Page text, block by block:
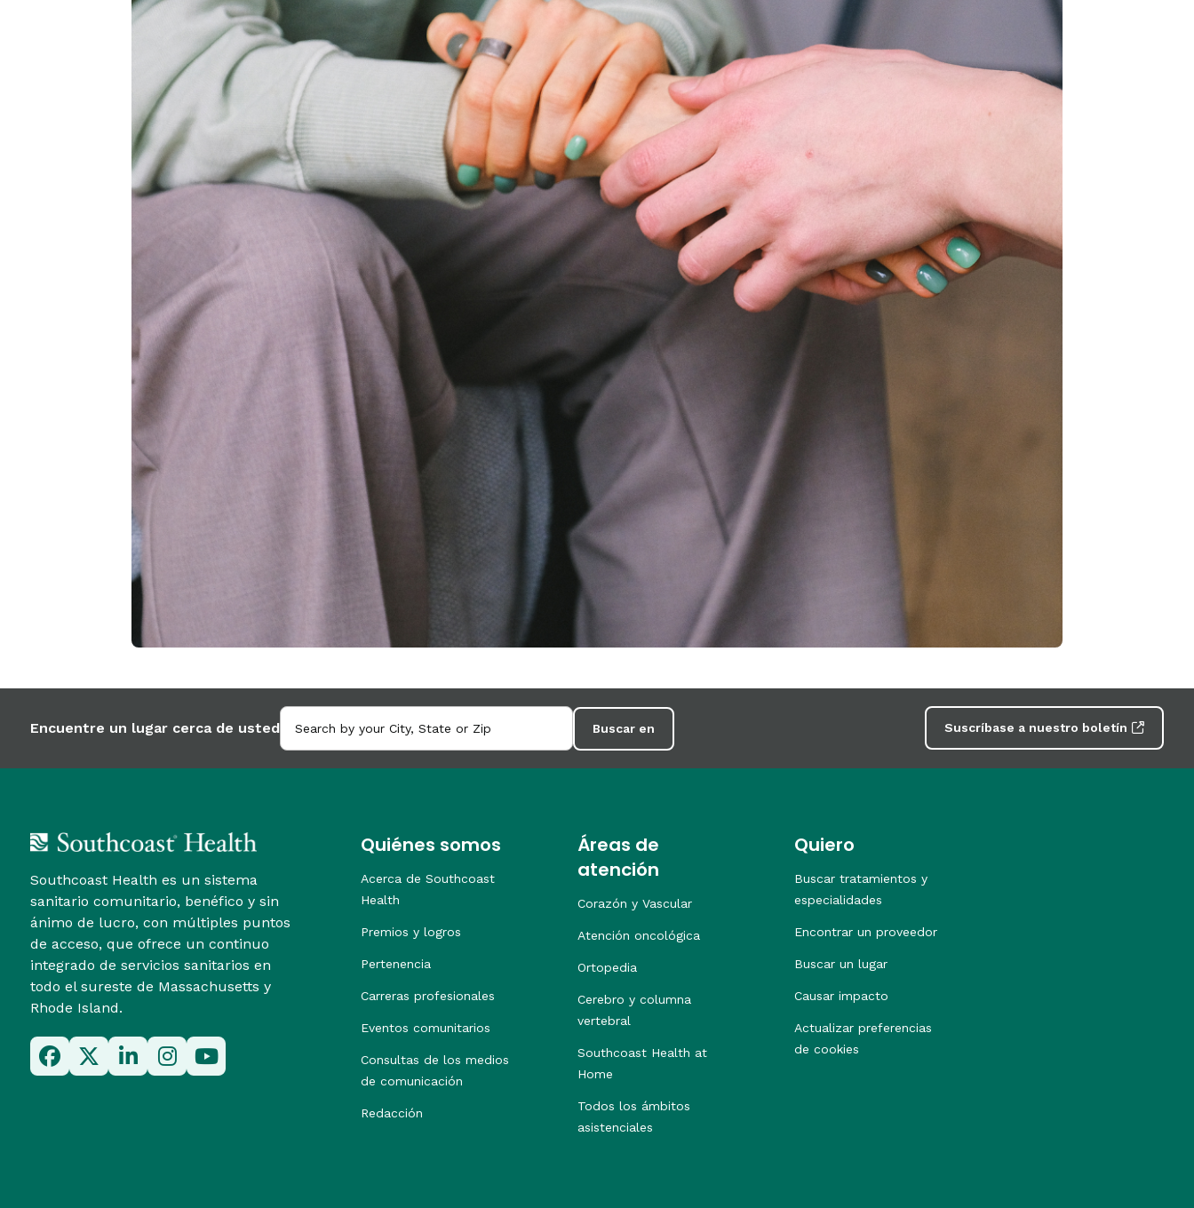
Encuentre un lugar cerca de usted Buscar en Suscríbase a nuestro boletín
Southcoast Health es un sistema
sanitario comunitario, benéfico y sin
ánimo de lucro, con múltiples puntos
de acceso, que ofrece un continuo
integrado de servicios sanitarios en
todo el sureste de Massachusetts y
Rhode Island.
Quiénes somos
Acerca de Southcoast
Health
Premios y logros
Pertenencia
Carreras profesionales
Eventos comunitarios
Consultas de los medios
de comunicación
Redacción
Áreas de
atención
Corazón y Vascular
Atención oncológica
Ortopedia
Cerebro y columna
vertebral
Southcoast Health at
Home
Todos los ámbitos
asistenciales
Quiero
Buscar tratamientos y
especialidades
Encontrar un proveedor
Buscar un lugar
Causar impacto
Actualizar preferencias
de cookies